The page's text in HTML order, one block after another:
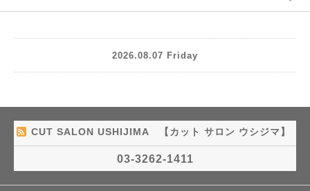
2026.08.07 Friday
CUT SALON USHIJIMA 【カット サロン ウシジマ】
03-3262-1411